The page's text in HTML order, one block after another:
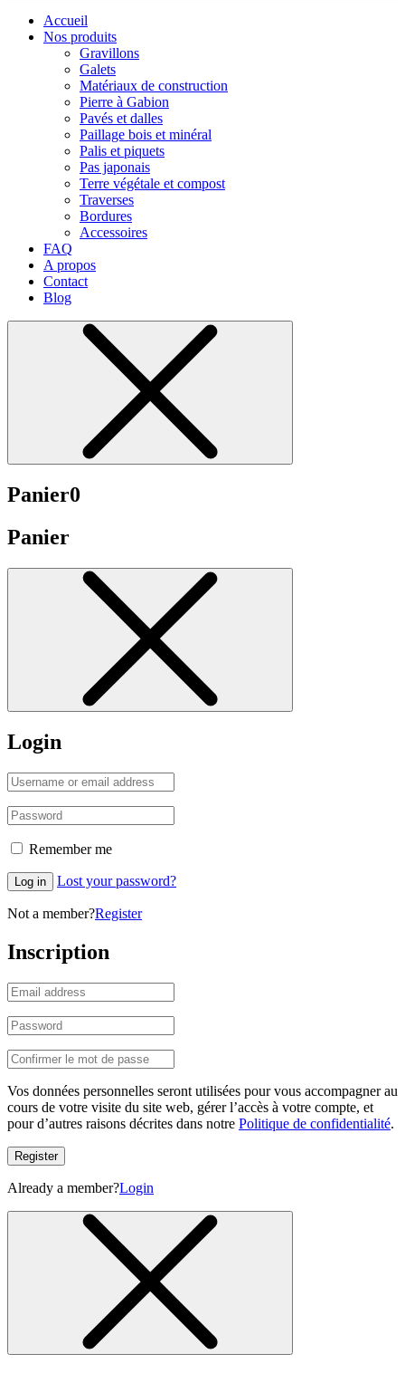
Accueil
Nos produits
Gravillons
Galets
Matériaux de construction
Pierre à Gabion
Pavés et dalles
Paillage bois et minéral
Palis et piquets
Pas japonais
Terre végétale et compost
Traverses
Bordures
Accessoires
FAQ
A propos
Contact
Blog
Panier0
Panier
Login
Remember me
Log in Lost your password?
Not a member?Register
Inscription
Vos données personnelles seront utilisées pour vous accompagner au
cours de votre visite du site web, gérer l’accès à votre compte, et
pour d’autres raisons décrites dans notre Politique de confidentialité.
Register
Already a member?Login